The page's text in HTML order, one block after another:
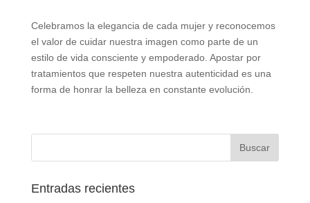
Celebramos la elegancia de cada mujer y reconocemos
el valor de cuidar nuestra imagen como parte de un
estilo de vida consciente y empoderado. Apostar por
tratamientos que respeten nuestra autenticidad es una
forma de honrar la belleza en constante evolución.
Entradas recientes